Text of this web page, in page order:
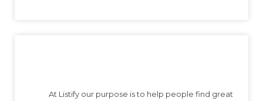
At Listify our purpose is to help people find great